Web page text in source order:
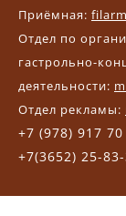
Приёмная:
Отдел по
гастрольно-
деятельности:
Отдел рекламы:
+7 (978) 917 70
+7(3652) 25-